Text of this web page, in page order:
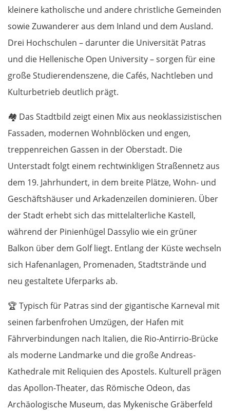
kleinere katholische und andere christliche Gemeinden
sowie Zuwanderer aus dem Inland und dem Ausland.
Drei Hochschulen – darunter die Universität Patras
und die Hellenische Open University – sorgen für eine
große Studierendenszene, die Cafés, Nachtleben und
Kulturbetrieb deutlich prägt.
🏘️ Das Stadtbild zeigt einen Mix aus neoklassizistischen
Fassaden, modernen Wohnblöcken und engen,
treppenreichen Gassen in der Oberstadt. Die
Unterstadt folgt einem rechtwinkligen Straßennetz aus
dem 19. Jahrhundert, in dem breite Plätze, Wohn- und
Geschäftshäuser und Arkadenzeilen dominieren. Über
der Stadt erhebt sich das mittelalterliche Kastell,
während der Pinienhügel Dassylio wie ein grüner
Balkon über dem Golf liegt. Entlang der Küste wechseln
sich Hafenanlagen, Promenaden, Stadtstrände und
neu gestaltete Uferparks ab.
🏆 Typisch für Patras sind der gigantische Karneval mit
seinen farbenfrohen Umzügen, der Hafen mit
Fährverbindungen nach Italien, die Rio-Antirrio-Brücke
als moderne Landmarke und die große Andreas-
Kathedrale mit Reliquien des Apostels. Kulturell prägen
das Apollon-Theater, das Römische Odeon, das
Archäologische Museum, das Mykenische Gräberfeld